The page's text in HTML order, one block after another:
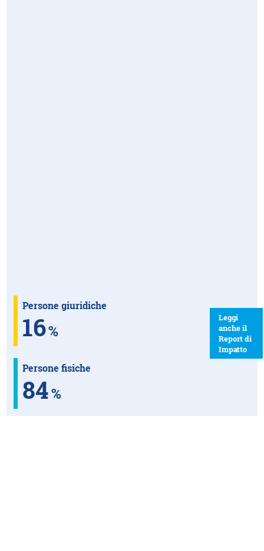
Leggi
anche il
Report di
Impatto
Persone giuridiche
16%
Persone fisiche
84%